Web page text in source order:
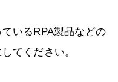
いるRPA製品などの
てください。